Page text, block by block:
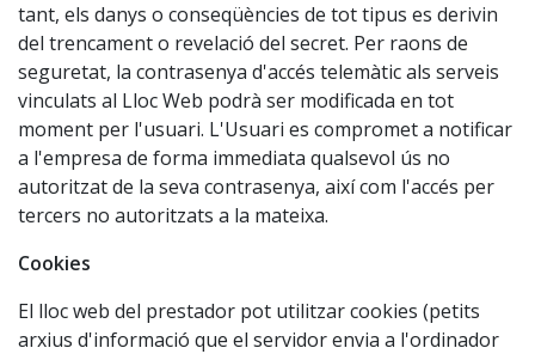
tant, els danys o conseqüències de tot tipus es derivin
del trencament o revelació del secret. Per raons de
seguretat, la contrasenya d'accés telemàtic als serveis
vinculats al Lloc Web podrà ser modificada en tot
moment per l'usuari. L'Usuari es compromet a notificar
a l'empresa de forma immediata qualsevol ús no
autoritzat de la seva contrasenya, així com l'accés per
tercers no autoritzats a la mateixa.
Cookies
El lloc web del prestador pot utilitzar cookies (petits
arxius d'informació que el servidor envia a l'ordinador